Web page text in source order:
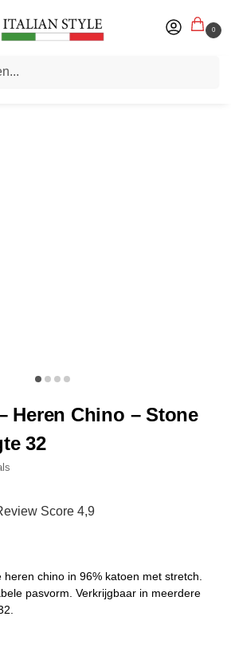
0
& Jeans
Heren Chino – Stone
32
Score 4,9
chino in 96% katoen met stretch.
pasvorm. Verkrijgbaar in meerdere